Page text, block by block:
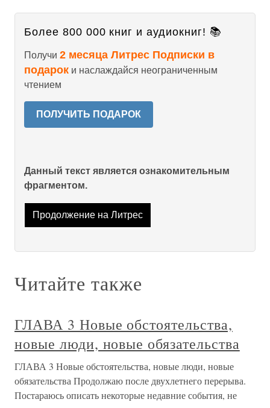
Более 800 000 книг и аудиокниг! 📚
Получи 2 месяца Литрес Подписки в
подарок и наслаждайся неограниченным
чтением
ПОЛУЧИТЬ ПОДАРОК
Данный текст является ознакомительным
фрагментом.
Продолжение на Литрес
Читайте также
ГЛАВА 3 Новые обстоятельства,
новые люди, новые обязательства
ГЛАВА 3 Новые обстоятельства, новые люди, новые
обязательства Продолжаю после двухлетнего перерыва.
Постараюсь описать некоторые недавние события, не